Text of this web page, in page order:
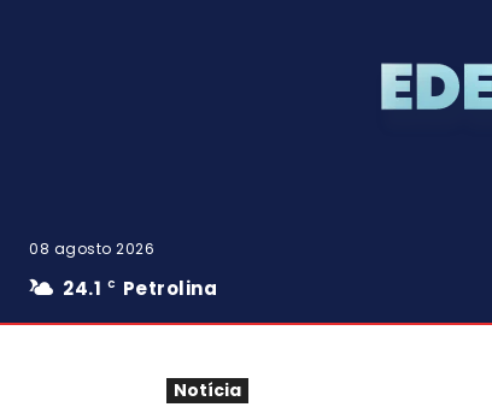
08 agosto 2026
24.1 C Petrolina
Notícia